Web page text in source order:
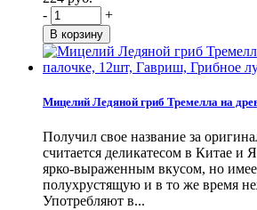
-
+
Мицелий Ледяной гриб Тремелла на
Получил свое название за
считается деликатесом в Китае и
ярко-выраженным вкусом, но
полухрустящую и в то же время
Употребляют в...